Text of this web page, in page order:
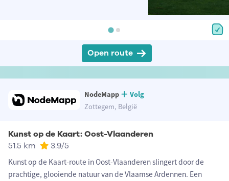
Open route
NodeMapp
Volg
Zottegem, België
Kunst op de Kaart: Oost-Vlaanderen
51.5 km 3.9/5
Kunst op de Kaart-route in Oost-Vlaanderen slingert door de
prachtige, glooiende natuur van de Vlaamse Ardennen. Een